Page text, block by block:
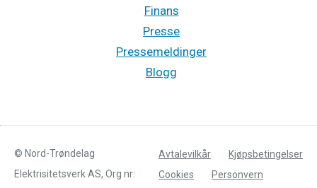
Finans
Presse
Pressemeldinger
Blogg
© Nord-Trøndelag
Elektrisitetsverk AS, Org nr:
Avtalevilkår
Kjøpsbetingelser
Cookies
Personvern